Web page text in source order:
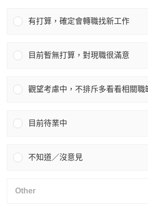
有打算，確定會轉職找新工作
目前暫無打算，對現職很滿意
觀望考慮中，不排斥多看看相關職
目前待業中
不知道／沒意見